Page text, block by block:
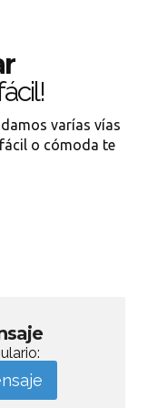
varías vías
o cómoda te